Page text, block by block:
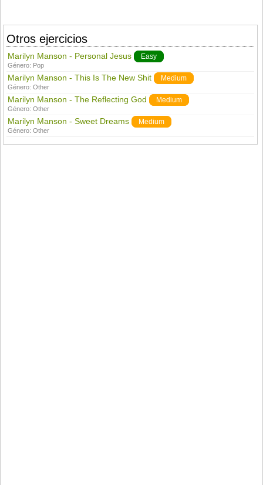
Otros ejercicios
Marilyn Manson - Personal Jesus Easy
Género: Pop
Marilyn Manson - This Is The New Shit Medium
Género:Other
Marilyn Manson - The Reflecting God Medium
Género:Other
Marilyn Manson - Sweet Dreams Medium
Género:Other